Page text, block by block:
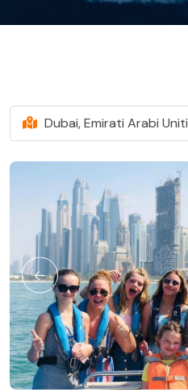
Dubai, Emirati Arabi Uniti